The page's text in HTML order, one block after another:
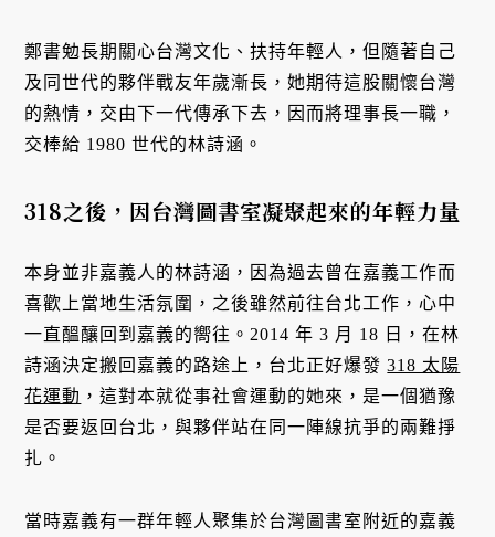
鄭書勉長期關心台灣文化、扶持年輕人，但隨著自己
及同世代的夥伴戰友年歲漸長，她期待這股關懷台灣
的熱情，交由下一代傳承下去，因而將理事長一職，
交棒給 1980 世代的林詩涵。
318之後，因台灣圖書室凝聚起來的年輕力量
本身並非嘉義人的林詩涵，因為過去曾在嘉義工作而
喜歡上當地生活氛圍，之後雖然前往台北工作，心中
一直醞釀回到嘉義的嚮往。2014 年 3 月 18 日，在林
詩涵決定搬回嘉義的路途上，台北正好爆發318 太陽
花運動 ，這對本就從事社會運動的她來，是一個猶豫
是否要返回台北，與夥伴站在同一陣線抗爭的兩難掙
扎。
當時嘉義有一群年輕人聚集於台灣圖書室附近的嘉義